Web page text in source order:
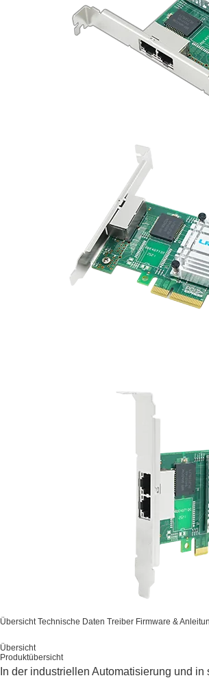
Übersicht Technische Daten Treiber Firmware &
Übersicht
Produktübersicht
In der industriellen Automatisierung und